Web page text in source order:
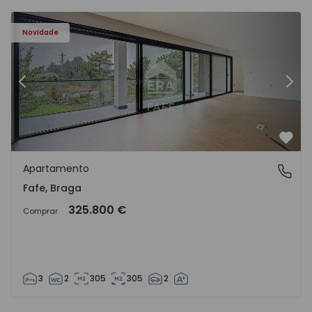
Novidade
Anterior
Fafe, Braga
Apartamento
Fafe, Braga
Comprar 325.800 €
3 2 305 305 2